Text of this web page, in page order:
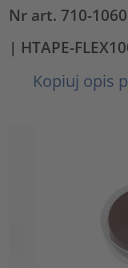
Nr art. 710-
| HTAPE-
Kopiuj opis